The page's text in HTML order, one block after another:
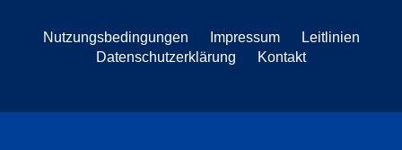
Nutzungsbedingungen Impressum
Leitlinien
Datenschutzerklärung
Kontakt